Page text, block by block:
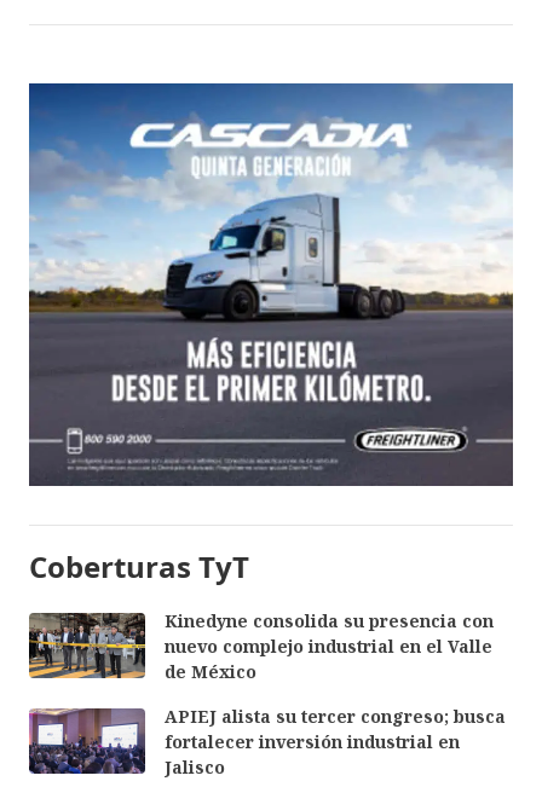
Coberturas TyT
Kinedyne consolida su presencia con
nuevo complejo industrial en el Valle
de México
APIEJ alista su tercer congreso; busca
fortalecer inversión industrial en
Jalisco